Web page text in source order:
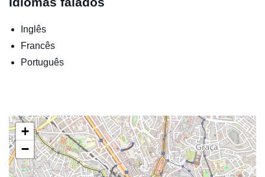
Inglês
Francês
Português
+
−